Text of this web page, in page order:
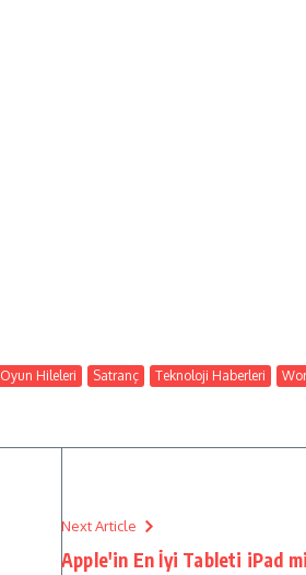
Oyun Hileleri Satranç Teknoloji Haberleri
Next Article
Apple'in En İyi Tableti iPad